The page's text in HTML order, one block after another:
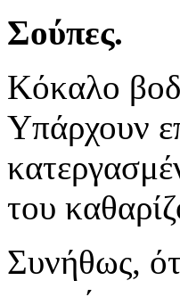
Σούπες.
Κόκαλο
Υπάρχουν
του
Συνήθως,